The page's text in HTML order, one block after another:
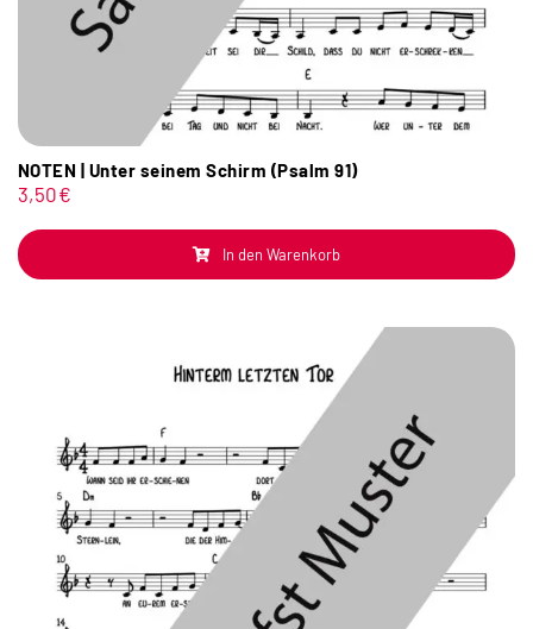
NOTEN | Unter seinem Schirm (Psalm 91)
3,50€
In den Warenkorb